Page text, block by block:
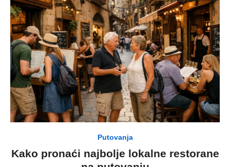
Putovanja
Kako pronaći najbolje lokalne restorane